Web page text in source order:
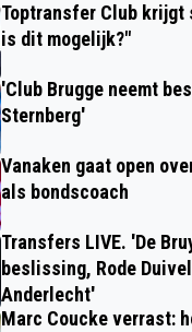
Toptransfer Club krijgt
is dit mogelijk?"
'Club Brugge neemt
Sternberg'
Vanaken gaat open
als bondscoach
Transfers LIVE. 'De
beslissing, Rode
Anderlecht'
Marc Coucke verrast: